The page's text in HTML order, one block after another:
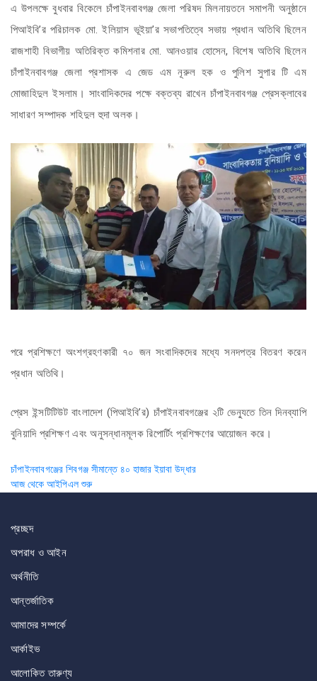
এ উপলক্ষে বুধবার বিকেলে চাঁপাইনবাবগঞ্জ জেলা পরিষদ মিলনায়তনে সমাপনী অনুষ্ঠানে
পিআইবি’র পরিচালক মো. ইলিয়াস ভূইয়া’র সভাপতিত্বে সভায় প্রধান অতিথি ছিলেন
রাজশাহী বিভাগীয় অতিরিক্ত কমিশনার মো. আনওয়ার হোসেন, বিশেষ অতিথি ছিলেন
চাঁপাইনবাবগঞ্জ জেলা প্রশাসক এ জেড এম নূরুল হক ও পুলিশ সুপার টি এম
মোজাহিদুল ইসলাম। সাংবাদিকদের পক্ষে বক্তব্য রাখেন চাঁপাইনবাবগঞ্জ প্রেসক্লাবের
সাধারণ সম্পাদক শহিদুল হুদা অলক।
পরে প্রশিক্ষণে অংশগ্রহণকারী ৭০ জন সংবাদিকদের মধ্যে সনদপত্র বিতরণ করেন
প্রধান অতিথি।
প্রেস ইন্সটিটিউট বাংলাদেশ (পিআইবি’র) চাঁপাইনবাবগঞ্জের ২টি ভেন্যুতে তিন দিনব্যাপি
বুনিয়াদি প্রশিক্ষণ এবং অনুসন্ধানমূলক রিপোর্টিং প্রশিক্ষণের আয়োজন করে।
Post
navigation
চাঁপাইনবাবগঞ্জের শিবগঞ্জ সীমান্তে ৪০ হাজার ইয়াবা উদ্ধার
আজ থেকে আইপিএল শুরু
প্রচ্ছদ
অপরাধ ও আইন
অর্থনীতি
আন্তর্জাতিক
আমাদের সম্পর্কে
আর্কাইভ
আলোকিত তারুণ্য